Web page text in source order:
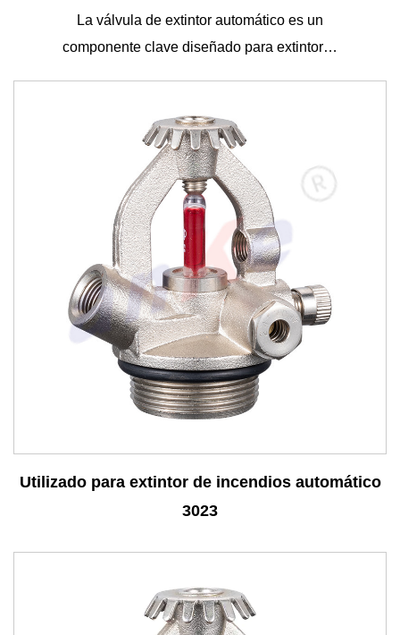
rociadores contra incendios afecta directamente el
efecto de extinción de incendios. Los rociadores
uniformemente con cierta presión para formar un
área de cobertura de extinción eficaz. Al mismo
tiempo, el diseño del cabezal del rociador también
debe considerar el alcance y el ángulo del rociado
de agua para garantizar que la fuente de fuego
pueda cubrirse en la mayor medida posible cuando
ocurre un incendio, frenando así de manera efectiva
la propagación del fuego.
Como dispositivo profesional de extinción de
incendios, no se puede ignorar la importancia de los
rociadores contra incendios en la prevención y el
diferentes escenarios. Ya sea una boquilla cerrada
o abierta, se somete a un estricto control de calidad
La válvula de extintor automático es un
componente clave diseñado para extintores
Consulta
Utilizado para extintor de incendios automático
3023